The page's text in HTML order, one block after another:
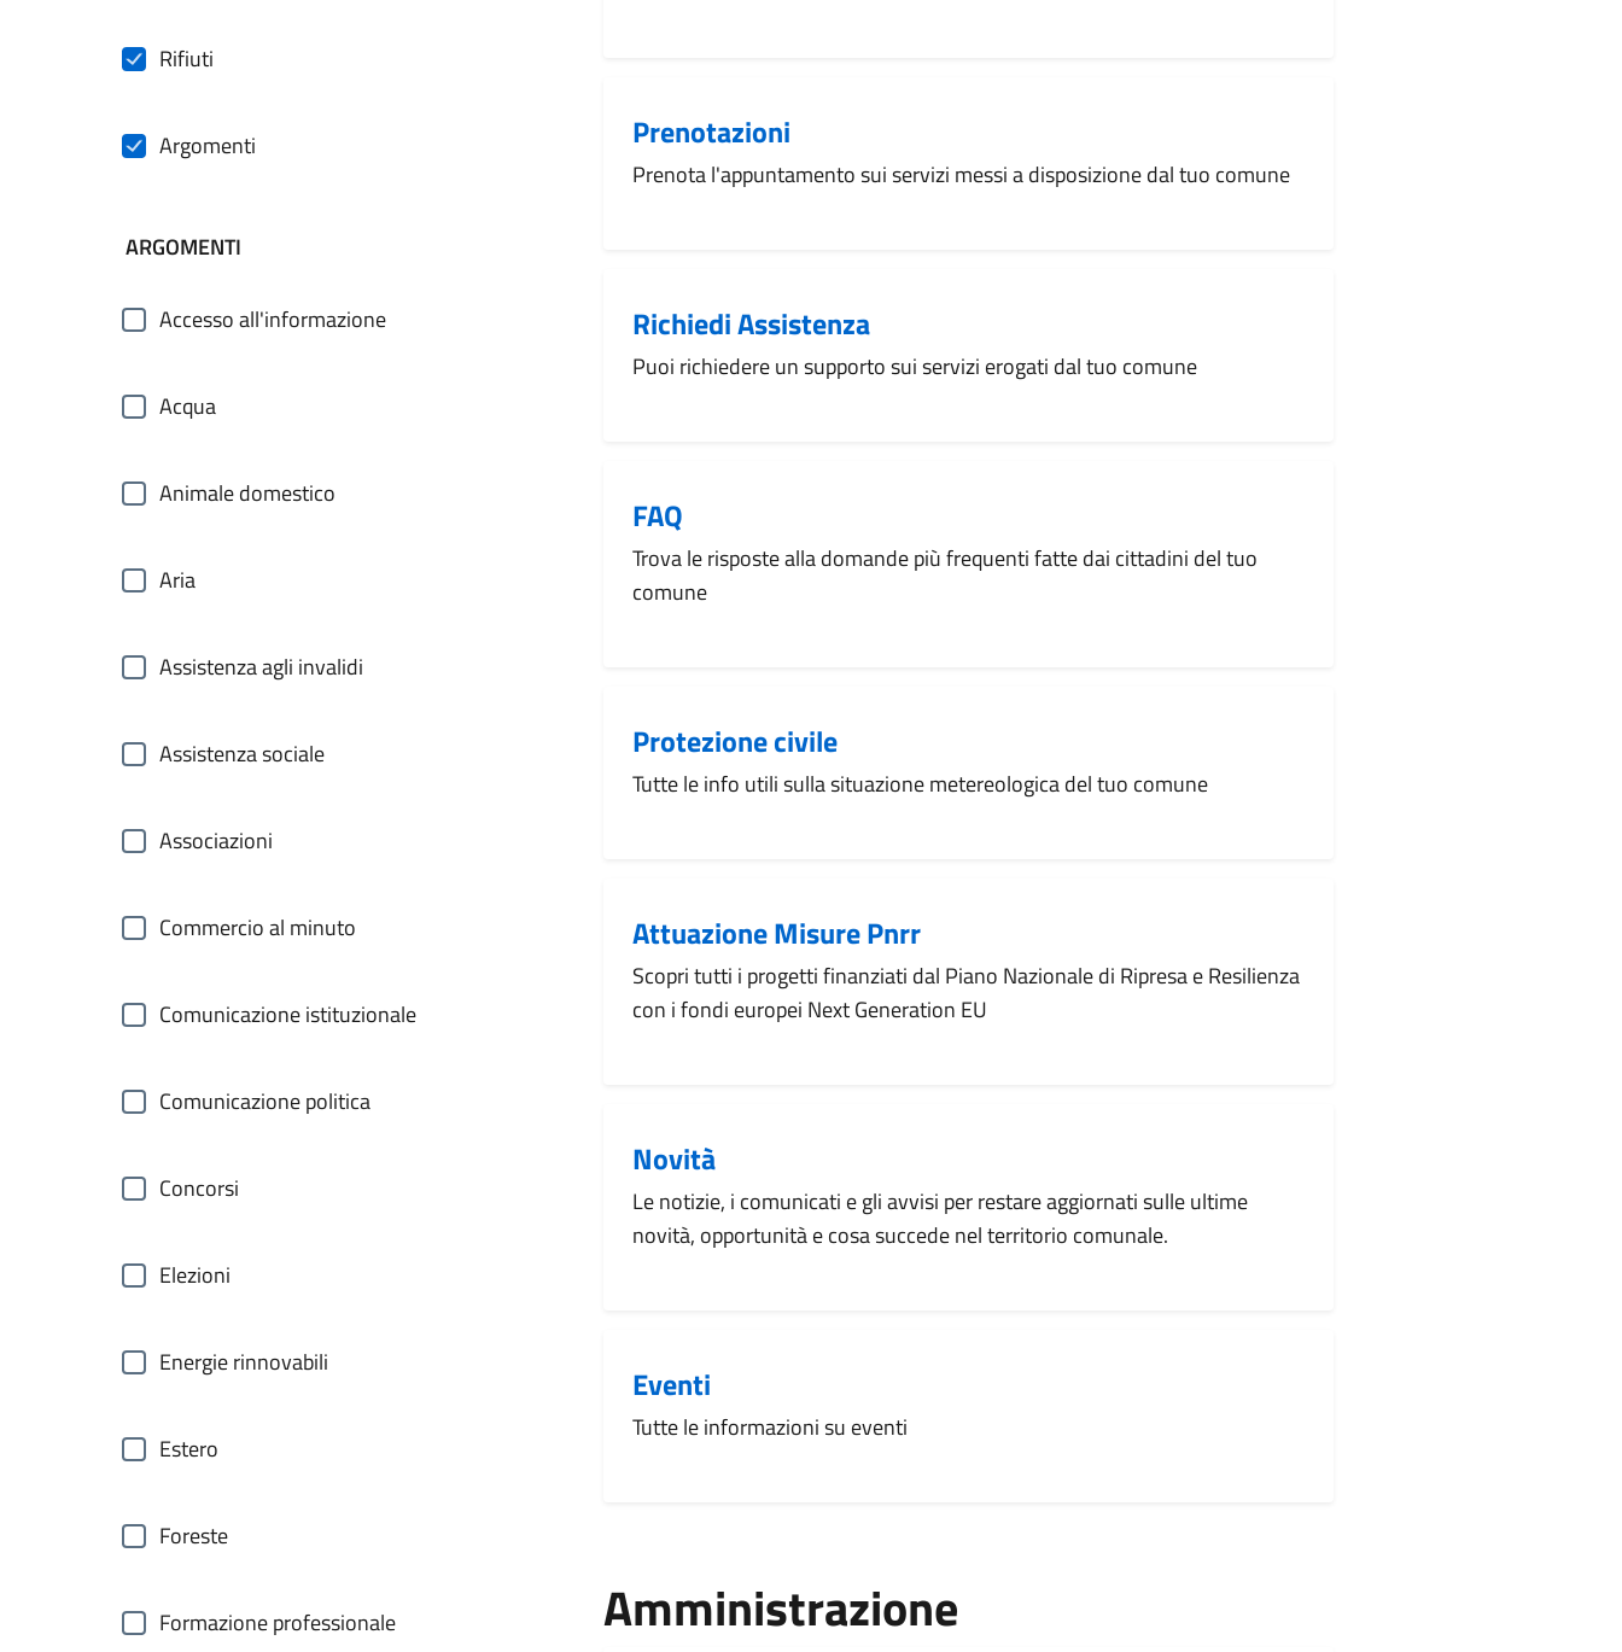
Rifiuti
Argomenti
ARGOMENTI
Accesso all'informazione
Acqua
Animale domestico
Aria
Assistenza agli invalidi
Assistenza sociale
Associazioni
Commercio al minuto
Comunicazione istituzionale
Comunicazione politica
Concorsi
Elezioni
Energie rinnovabili
Estero
Foreste
Formazione professionale
Prenotazioni
Prenota l'appuntamento sui servizi messi a disposizione dal tuo comune
Richiedi Assistenza
Puoi richiedere un supporto sui servizi erogati dal tuo comune
FAQ
Trova le risposte alla domande più frequenti fatte dai cittadini del tuo
comune
Protezione civile
Tutte le info utili sulla situazione metereologica del tuo comune
Attuazione Misure Pnrr
Scopri tutti i progetti finanziati dal Piano Nazionale di Ripresa e Resilienza
con i fondi europei Next Generation EU
Novità
Le notizie, i comunicati e gli avvisi per restare aggiornati sulle ultime
novità, opportunità e cosa succede nel territorio comunale.
Eventi
Tutte le informazioni su eventi
Amministrazione